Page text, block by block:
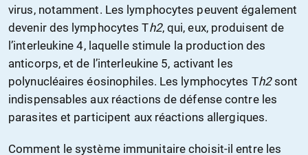
virus, notamment. Les lymphocytes peuvent également
devenir des lymphocytes Th2, qui, eux, produisent de
l’interleukine 4, laquelle stimule la production des
anticorps, et de l’interleukine 5, activant les
polynucléaires éosinophiles. Les lymphocytes Th2sont
indispensables aux réactions de défense contre les
parasites et participent aux réactions allergiques.
Comment le système immunitaire choisit-il entre les